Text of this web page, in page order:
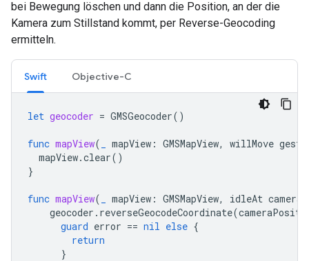
bei Bewegung löschen und dann die Position, an der die
Kamera zum Stillstand kommt, per Reverse-Geocoding
ermitteln.
Swift Objective-C
let geocoder = GMSGeocoder()
func mapView( mapView : GMSMapView, willMove
mapView.clear()
}
func mapView( mapView : GMSMapView, idleAt
geocoder . reverseGeocodeCoordinate(
guard error == nil else {
return
}